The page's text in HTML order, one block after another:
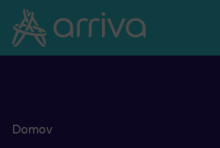
Skoči na vsebino
Domov
Spremenjeno izvajanje avtobusnih